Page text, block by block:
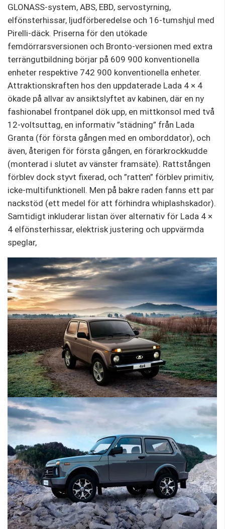
GLONASS-system, ABS, EBD, servostyrning,
elfönsterhissar, ljudförberedelse och 16-tumshjul med
Pirelli-däck. Priserna för den utökade
femdörrarsversionen och Bronto-versionen med extra
terrängutbildning börjar på 609 900 konventionella
enheter respektive 742 900 konventionella enheter.
Attraktionskraften hos den uppdaterade Lada 4 × 4
ökade på allvar av ansiktslyftet av kabinen, där en ny
fashionabel frontpanel dök upp, en mittkonsol med två
12-voltsuttag, en informativ ”städning” från Lada
Granta (för första gången med en omborddator), och
även, återigen för första gången, en förarkrockkudde
(monterad i slutet av vänster framsäte). Rattstången
förblev dock styvt fixerad, och ”ratten” förblev primitiv,
icke-multifunktionell. Men på bakre raden fanns ett par
nackstöd (ett medel för att förhindra whiplashskador).
Samtidigt inkluderar listan över alternativ för Lada 4 ×
4 elfönsterhissar, elektrisk justering och uppvärmda
speglar,